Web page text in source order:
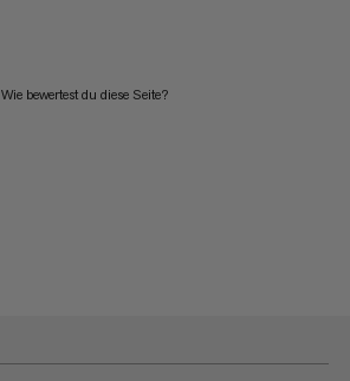
Wie bewertest du diese Seite?